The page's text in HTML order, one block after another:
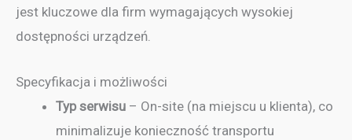
jest kluczowe dla firm wymagających wysokiej
dostępności urządzeń.
Specyfikacja i możliwości
Typ serwisu – On-site (na miejscu u klienta), co
minimalizuje konieczność transportu